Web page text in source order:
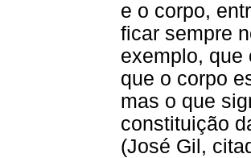
e o corpo,
ficar sempre
exemplo, que
que o corpo
mas o que
constituição
(José Gil,